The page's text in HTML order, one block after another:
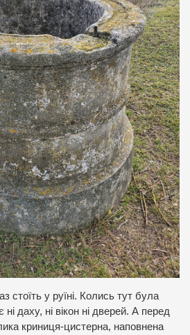
стоїть у руїні. Колись тут була
даху, ні вікон ні дверей. А перед
криниця-цистерна, наповнена